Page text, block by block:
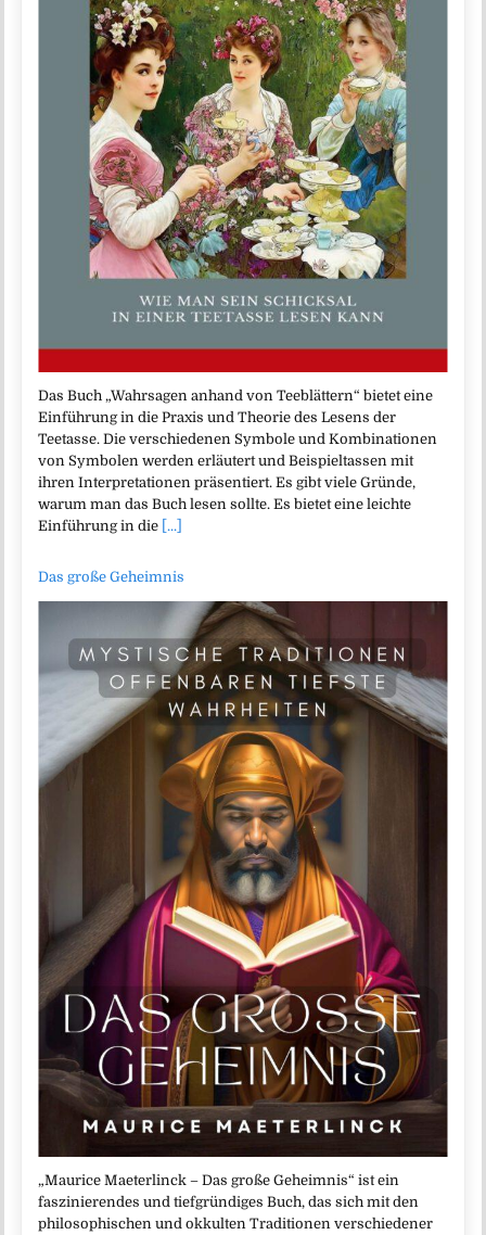
Das Buch „Wahrsagen anhand von Teeblättern“ bietet eine
Einführung in die Praxis und Theorie des Lesens der
Teetasse. Die verschiedenen Symbole und Kombinationen
von Symbolen werden erläutert und Beispieltassen mit
ihren Interpretationen präsentiert. Es gibt viele Gründe,
warum man das Buch lesen sollte. Es bietet eine leichte
Einführung in die [...]
Das große Geheimnis
„Maurice Maeterlinck – Das große Geheimnis“ ist ein
faszinierendes und tiefgründiges Buch, das sich mit den
philosophischen und okkulten Traditionen verschiedener